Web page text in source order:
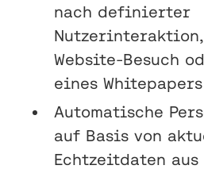
nach definierter
Website-Besuch
eines Whitepapers
Automatische
auf Basis von
Echtzeitdaten aus